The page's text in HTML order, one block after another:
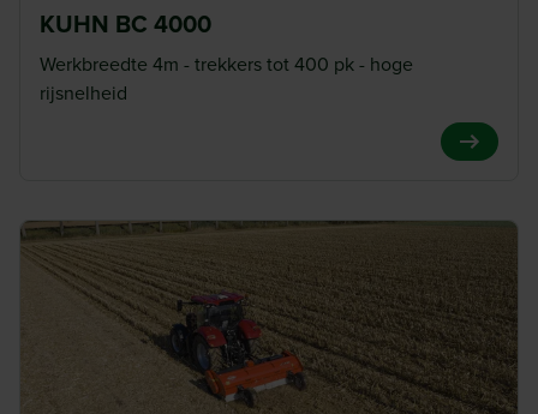
KUHN BC 4000
Werkbreedte 4m - trekkers tot 400 pk - hoge
rijsnelheid
View